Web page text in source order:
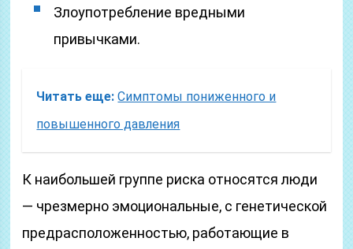
Злоупотребление вредными
привычками.
Читать еще: Симптомы пониженного и
повышенного давления
К наибольшей группе риска относятся люди
— чрезмерно эмоциональные, с генетической
предрасположенностью, работающие в